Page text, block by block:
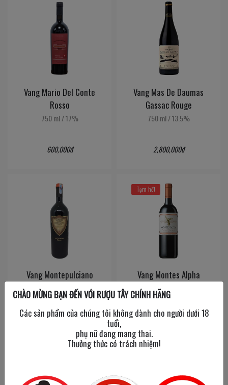
Vang Mario Del Conte
Rosso
750 ml /17%
600,000đ
Vang Mas De Daumas
Gassac Rouge
750 ml /13.5%
2,800,000đ
Vang Montepulciano
D’abrruzzo
750 ml/14%
Tạm hết
Vang Montes Alpha
Cabernet Sauvinon
750 ml/
CHÀO MỪNG BẠN ĐẾN VỚI RƯỢU TÂY CHÍNH HÃNG
Các sản phẩm của chúng tôi không dành cho người dưới 18
tuổi,
phụ nữ đang mang thai.
Thưởng thức có trách nhiệm!